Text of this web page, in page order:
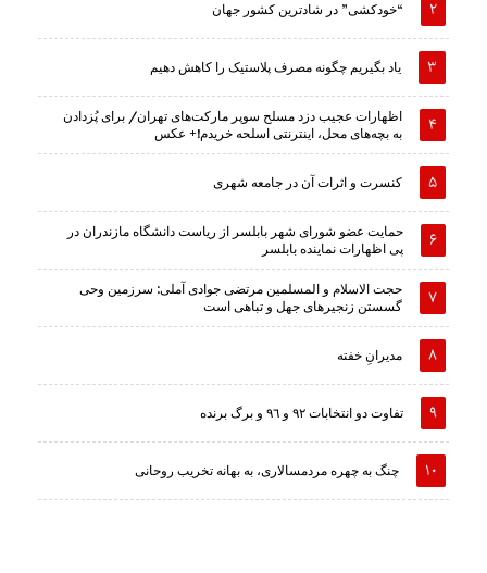
“خودکشی” در شادترین کشور جهان
یاد بگیریم چگونه مصرف پلاستیک را کاهش دهیم
اظهارات عجیب دزد مسلح سوپر مارکت‌های تهران/ برای پُزدادن
به بچه‌های محل، اینترنتی اسلحه خریدم!+ عکس
کنسرت و اثرات آن در جامعه شهری
حمایت عضو شورای شهر بابلسر از ریاست دانشگاه مازندران در
پی اظهارات نماینده بابلسر
حجت الاسلام و المسلمین مرتضی جوادی آملی: سرزمین وحى
گسستن زنجیرهاى جهل و تباهى است
مدیرانِ خفته
تفاوت دو انتخابات ٩٢ و ٩٦ و برگ برنده
چنگ به چهره مردمسالاری، به بهانه تخریب روحانی